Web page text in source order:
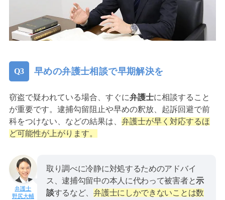
早めの弁護士相談で早期解決を
窃盗で疑われている場合、すぐに弁護士に相談すること
が重要です。逮捕勾留阻止や早めの釈放、起訴回避で前
科をつけない、などの結果は、 弁護士が早く対応するほ
ど可能性が上がります。
野尻大輔
取り調べに冷静に対処するためのアドバイ
ス、逮捕勾留中の本人に代わって被害者と示
談するなど、弁護士にしかできないことは数